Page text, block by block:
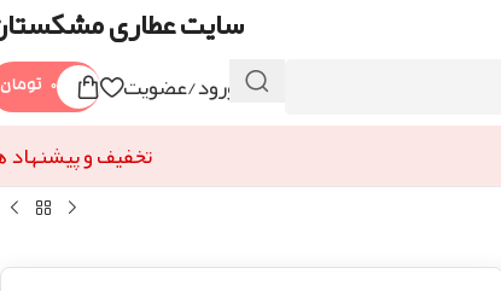
سایت عطاری
ورود/عضویت ۰ تومان
تخفیف و پیشنهاد